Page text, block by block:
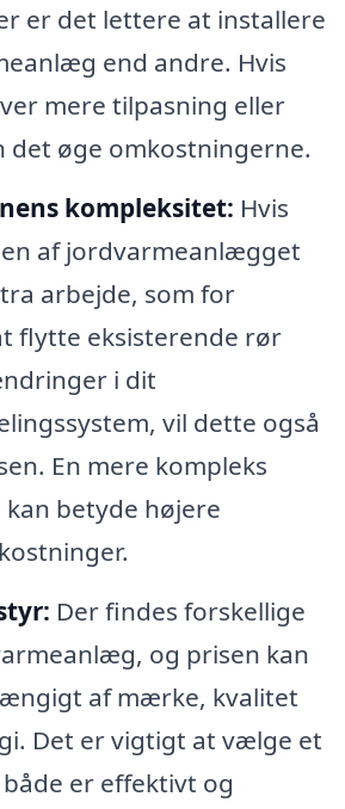
er det lettere at installere
end andre. Hvis
mere tilpasning eller
det øge omkostningerne.
kompleksitet: Hvis
af jordvarmeanlægget
arbejde, som for
flytte eksisterende rør
i dit
vil dette også
En mere kompleks
betyde højere
Der findes forskellige
og prisen kan
af mærke, kvalitet
Det er vigtigt at vælge et
er effektivt og